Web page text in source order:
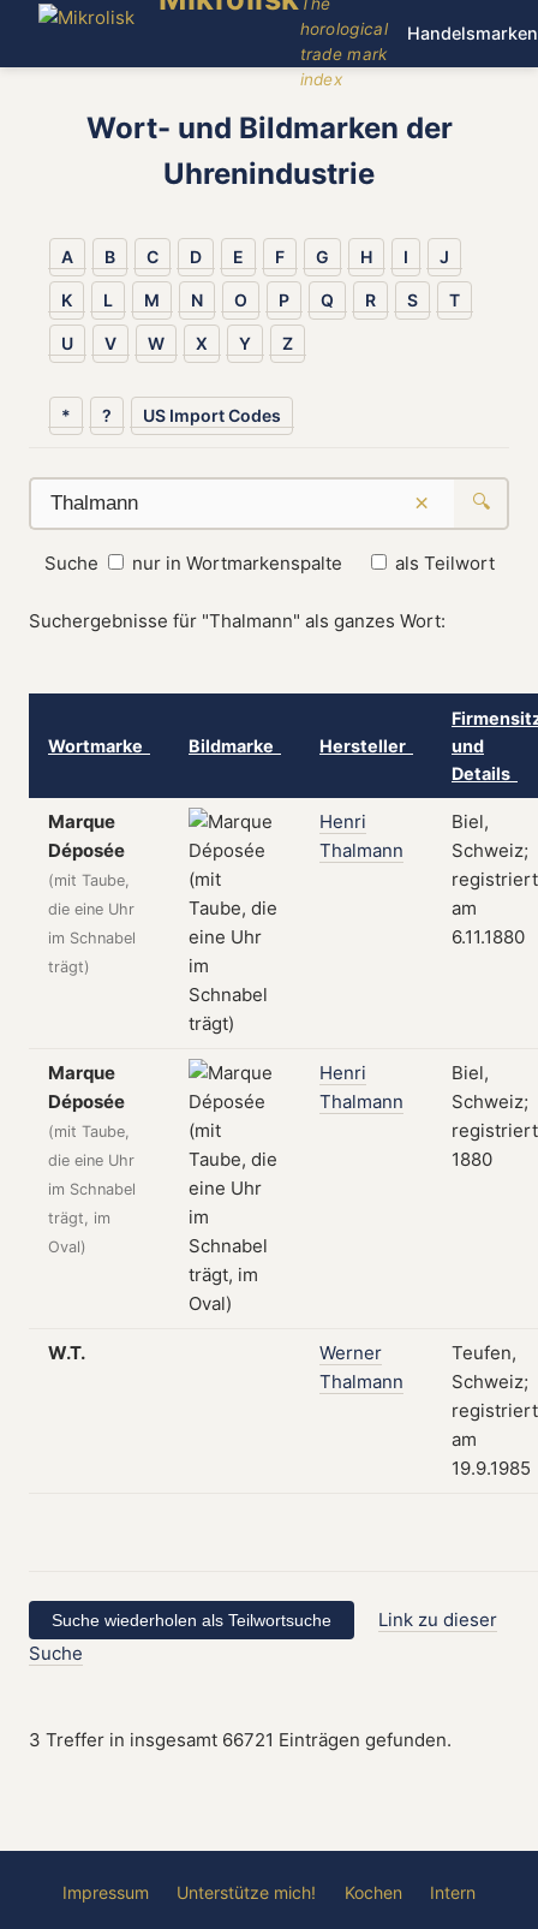
horological
trade mark
index
Handelsmarken
Wort- und Bildmarken der
Uhrenindustrie
A B C D E F G H I J
K L M N O P Q R S T
U V W X Y Z
* ? US Import Codes
× 🔍
Suche nur in Wortmarkenspalte als Teilwort
Suchergebnisse für "Thalmann" als ganzes Wort:
Wortmarke Bildmarke Hersteller
und
Details
Marque
Déposée
(mit Taube,
die eine Uhr
im Schnabel
trägt)
Henri
Thalmann
Biel,
Schweiz;
registriert
am
6.11.1880
Marque
Déposée
(mit Taube,
die eine Uhr
im Schnabel
trägt, im
Oval)
Henri
Thalmann
Biel,
Schweiz;
registriert
1880
W.T.
Werner
Thalmann
Teufen,
Schweiz;
registriert
am
19.9.1985
Link zu dieser
Suche
3 Treffer in insgesamt 66721 Einträgen gefunden.
Impressum Unterstütze mich! Kochen Intern